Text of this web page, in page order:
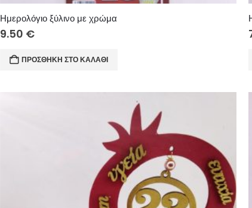
Ημερολόγιο ξύλινο με χρώμα
9.50 €
ΠΡΟΣΘΉΚΗ ΣΤΟ ΚΑΛΆΘΙ